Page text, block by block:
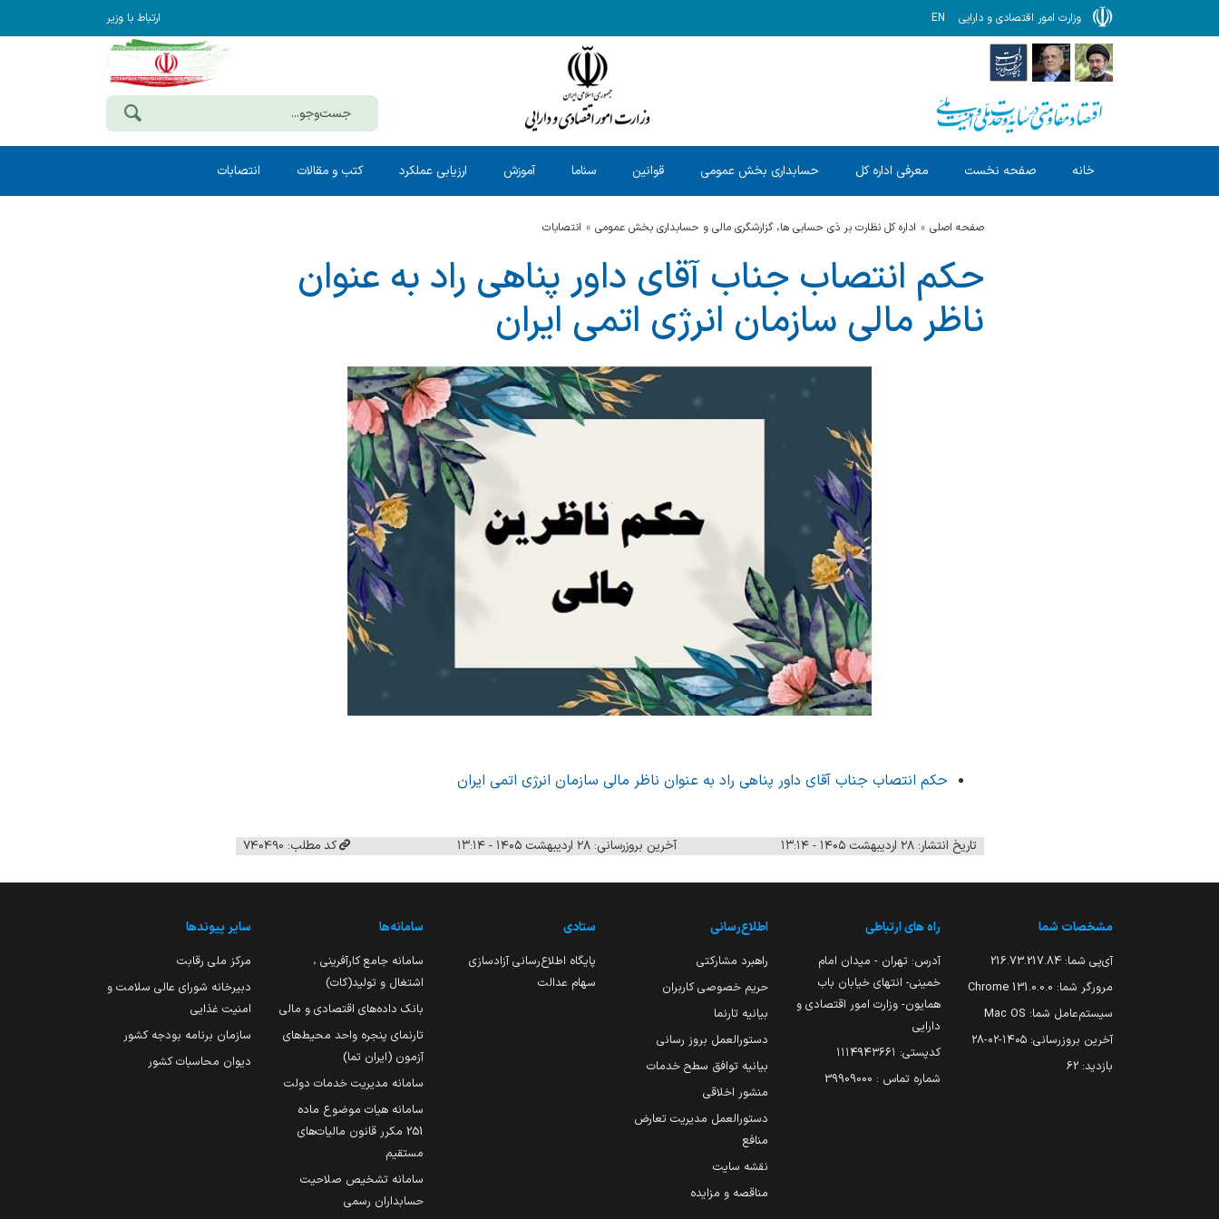
وزارت امور اقتصادی و دارایی EN ارتباط با وزیر
خانه صفحه نخست معرفی اداره کل حسابداری بخش عمومی قوانین سناما آموزش ارزیابی عملکرد کتب و مقالات انتصابات
صفحه اصلی اداره کل نظارت بر ذی حسابی ها، گزارشگری مالی و حسابداری بخش عمومی انتصابات
حکم انتصاب جناب آقای داور پناهی راد به عنوان
ناظر مالی سازمان انرژی اتمی ایران
حکم انتصاب جناب آقای داور پناهی راد به عنوان ناظر مالی سازمان انرژی اتمی ایران
تاریخ انتشار: ۲۸ اردیبهشت ۱۴۰۵ - ۱۳:۱۴ آخرین بروزرسانی: ۲۸ اردیبهشت ۱۴۰۵ - ۱۳:۱۴ کد مطلب: 740490
مشخصات شما
آی‌پی شما: 216.73.217.84
مرورگر شما: 131.0.0.0 Chrome
سیستم‌عامل شما: Mac OS
آخرین بروزرسانی: ۱۴۰۵-۰۲-۲۸
بازدید: 62
راه های ارتباطی
آدرس: تهران - میدان امام
خمینی- انتهای خیابان باب
همایون- وزارت امور اقتصادی و
دارایی
کدپستی: ۱۱۱۴۹۴۳۶۶۱
شماره تماس : 39909000
اطلاع‌رسانی
راهبرد مشارکتی
حریم خصوصی کاربران
بیانیه تارنما
دستورالعمل بروز رسانی
بیانیه توافق سطح خدمات
منشور اخلاقی
دستورالعمل مدیریت تعارض
منافع
نقشه سایت
مناقصه و مزایده
ستادی
پایگاه اطلاع‌رسانی آزادسازی
سهام عدالت
سامانه‌ها
سامانه جامع کارآفرینی ،
اشتغال و تولید(کات)
بانک داده‌های اقتصادی و مالی
تارنمای پنجره واحد محیط‌های
آزمون (ایران تما)
سامانه مدیریت خدمات دولت
سامانه هیات موضوع ماده
251 مکرر قانون مالیات‌های
مستقیم
سامانه تشخیص صلاحیت
حسابداران رسمی
سایر پیوندها
مرکز ملی رقابت
دبیرخانه شورای عالی سلامت و
امنیت غذایی
سازمان برنامه بودجه کشور
دیوان محاسبات کشور